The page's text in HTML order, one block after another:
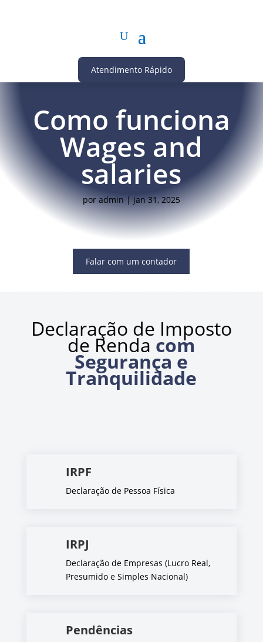
Atendimento Rápido
Como funciona
Wages and
salaries
poradmin|jan 31, 2025
Falar com um contador
Declaração de Imposto
de Renda com
Segurança e
Tranquilidade
IRPF
Declaração de Pessoa Física
IRPJ
Declaração de Empresas (Lucro Real,
Presumido e Simples Nacional)
Pendências